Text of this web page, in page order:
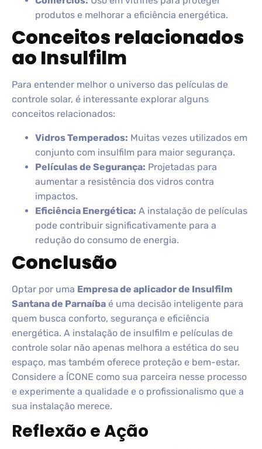
produtos e melhorar a eficiência energética.
Conceitos relacionados
ao Insulfilm
Para entender melhor o universo das películas de
controle solar, é interessante explorar alguns
conceitos relacionados:
Vidros Temperados: Muitas vezes utilizados em
conjunto com insulfilm para maior segurança.
Películas de Segurança: Projetadas para
aumentar a resistência dos vidros contra
impactos.
Eficiência Energética: A instalação de películas
pode contribuir significativamente para a
redução do consumo de energia.
Conclusão
Optar por uma Empresa de aplicador de Insulfilm
Santana de Parnaíba é uma decisão inteligente para
quem busca conforto, segurança e eficiência
energética. A instalação de insulfilm e películas de
controle solar não apenas melhora a estética do seu
espaço, mas também oferece proteção e bem-estar.
Considere a ÍCONE como sua parceira nesse processo
e experimente a qualidade e o profissionalismo que a
sua instalação merece.
Reflexão e Ação